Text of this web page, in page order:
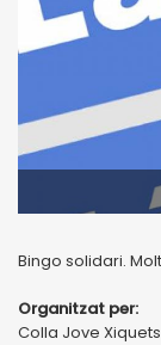
Bingo solidari.
Organitzat per:
Colla Jove